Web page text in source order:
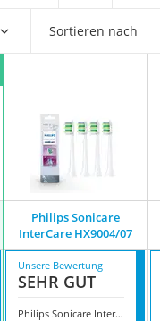
Sortieren nach
Philips Sonicare
InterCare HX9004/07
Unsere Bewertung
SEHR GUT
Philips Sonicare InterCare HX9004/07